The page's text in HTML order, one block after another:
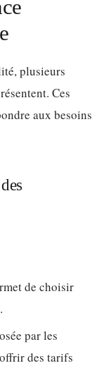
plusieurs
Ces
aux besoins
de choisir
par les
des tarifs